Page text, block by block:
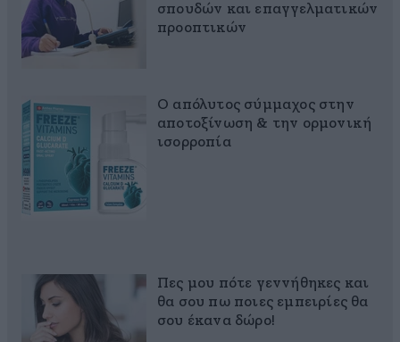
σπουδών και επαγγελματικών
προοπτικών
Ο απόλυτος σύμμαχος στην
αποτοξίνωση & την ορμονική
ισορροπία
Πες μου πότε γεννήθηκες και
θα σου πω ποιες εμπειρίες θα
σου έκανα δώρο!